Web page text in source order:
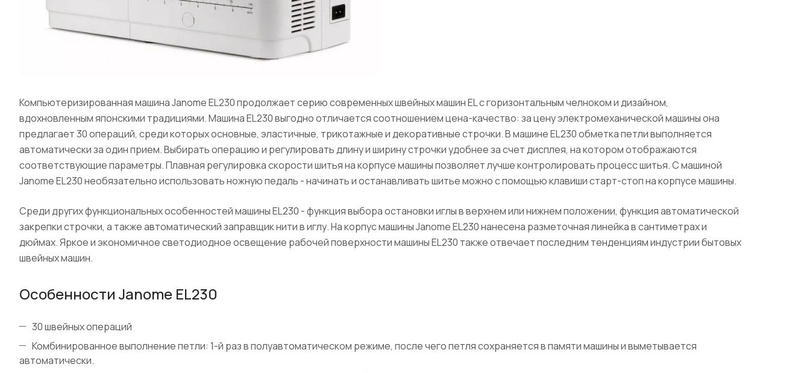
Компьютеризированная машина Janome EL230 продолжает серию современных швейных машин EL с горизонтальным челноком и дизайном,
вдохновленным японскими традициями. Машина EL230 выгодно отличается соотношением цена-качество: за цену электромеханической машины она
предлагает 30 операций, среди которых основные, эластичные, трикотажные и декоративные строчки. В машине EL230 обметка петли выполняется
автоматически за один прием. Выбирать операцию и регулировать длину и ширину строчки удобнее за счет дисплея, на котором отображаются
соответствующие параметры. Плавная регулировка скорости шитья на корпусе машины позволяет лучше контролировать процесс шитья. С машиной
Janome EL230 необязательно использовать ножную педаль - начинать и останавливать шитье можно с помощью клавиши старт-стоп на корпусе машины.
Среди других функциональных особенностей машины EL230 - функция выбора остановки иглы в верхнем или нижнем положении, функция автоматической
закрепки строчки, а также автоматический заправщик нити в иглу. На корпус машины Janome EL230 нанесена разметочная линейка в сантиметрах и
дюймах. Яркое и экономичное светодиодное освещение рабочей поверхности машины EL230 также отвечает последним тенденциям индустрии бытовых
швейных машин.
Особенности Janome EL230
30 швейных операций
Комбинированное выполнение петли: 1-й раз в полуавтоматическом режиме, после чего петля сохраняется в памяти машины и выметывается
автоматически.